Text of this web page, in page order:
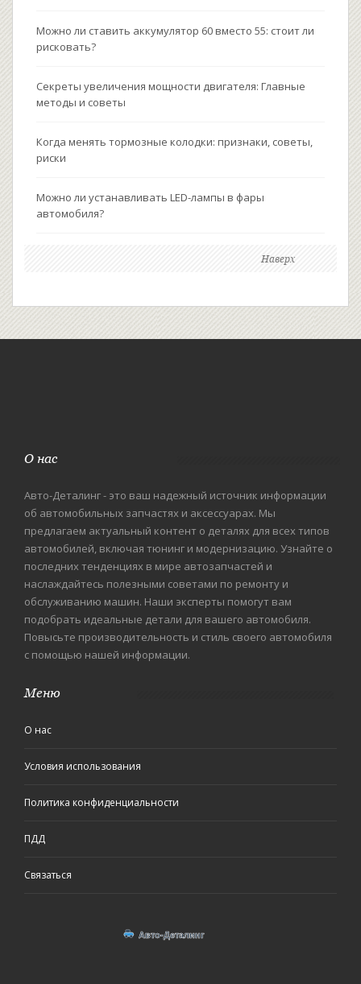
Можно ли ставить аккумулятор 60 вместо 55: стоит ли
рисковать?
Секреты увеличения мощности двигателя: Главные
методы и советы
Когда менять тормозные колодки: признаки, советы,
риски
Можно ли устанавливать LED-лампы в фары
автомобиля?
Наверх
О нас
Авто-Деталинг - это ваш надежный источник информации
об автомобильных запчастях и аксессуарах. Мы
предлагаем актуальный контент о деталях для всех типов
автомобилей, включая тюнинг и модернизацию. Узнайте о
последних тенденциях в мире автозапчастей и
наслаждайтесь полезными советами по ремонту и
обслуживанию машин. Наши эксперты помогут вам
подобрать идеальные детали для вашего автомобиля.
Повысьте производительность и стиль своего автомобиля
с помощью нашей информации.
Меню
О нас
Условия использования
Политика конфиденциальности
ПДД
Связаться